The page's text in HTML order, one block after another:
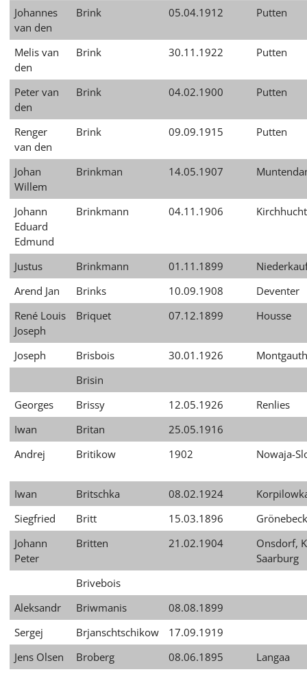
Johannes
van den
Brink 05.04.1912 Putten
Melis van
den
Brink 30.11.1922 Putten
Peter van
den
Brink 04.02.1900 Putten
Renger
van den
Brink 09.09.1915 Putten
Johan
Willem
Brinkman 14.05.1907
Johann
Eduard
Edmund
Brinkmann 04.11.1906
Justus Brinkmann 01.11.1899
Arend Jan
Brinks 10.09.1908
Deventer
René Louis
Joseph
Briquet 07.12.1899 Housse
Joseph Brisbois 30.01.1926
Brisin
Georges
Brissy 12.05.1926
Renlies
Iwan
Britan
25.05.1916
Andrej
Britikow 1902 Nowaja-
Iwan Britschka 08.02.1924
Siegfried
Britt 15.03.1896
Johann
Peter
Britten 21.02.1904
Onsdorf,
Saarburg
Brivebois
Aleksandr
Briwmanis
08.08.1899
Sergej
Brjanschtschikow
17.09.1919
Jens Olsen
Broberg 08.06.1895
Langaa